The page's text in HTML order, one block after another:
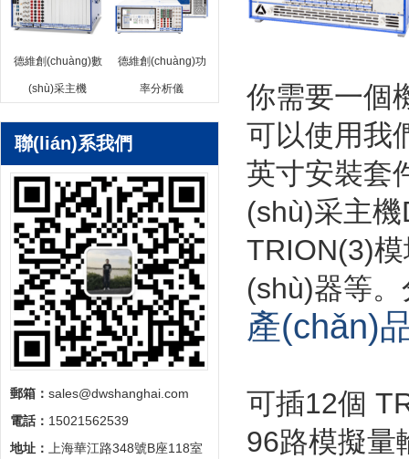
德維創(chuàng)數
(shù)采主機
德維創(chuàng)功
率分析儀
聯(lián)系我們
郵箱： sales@dwshanghai.com
電話： 15021562539
地址：
上海華江路348號B座118室
你需要一個
可以使用我
英寸安裝套
(shù)采主機
TRION(3)模塊
(shù)器等。
產(chǎn)
可插12個
96路模擬量